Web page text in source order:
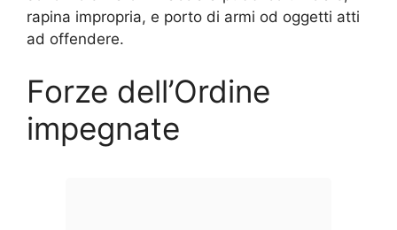
rapina impropria, e porto di armi od oggetti atti
ad offendere.
Forze dell’Ordine
impegnate